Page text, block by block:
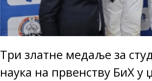
Три златне медаље за
наука на првенству БиХ у